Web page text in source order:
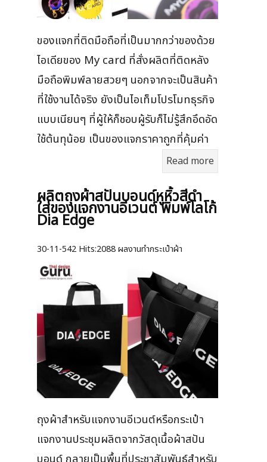
ของแจกที่ติดมือถือที่เป็นมากกว่าของด้วย
ไอเดียของ My card ที่สั่งผลิตที่ติดหลัง
มือถือพิมพ์ลายสวยๆ นอกจากจะเป็นสินค้า
ที่ใช้งานได้จริง ยังเป็นไอเท็มโปรโมทธุรกิจ
แบบเนียนๆ ที่ผู้ให้ก็ชอบผู้รับก็ไม่รู้สึกอึดอัด
ใช้ต้นทุน้อย เป็นของแจกราคาถูกที่คุ้มค่า
Read more
ผลิตถุงผ้าสปันบอนด์หูหิ้วสีดำ
ใส่ของแจกงานอีเวนต์ พิมพ์โลโก้
Dia Edge
30-11-542 Hits:2088 ผลงานทำกระเป๋าผ้า
ถุงผ้าสำหรับแจกงานอีเวนต์หรือกระเป๋า
แจกงานประชุมผลิตจากวัสดุเนื้อผ้าสปัน